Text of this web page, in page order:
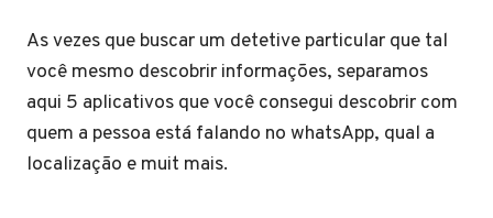
As vezes que buscar um detetive particular que tal
você mesmo descobrir informações, separamos
aqui 5 aplicativos que você consegui descobrir com
quem a pessoa está falando no whatsApp, qual a
localização e muit mais.